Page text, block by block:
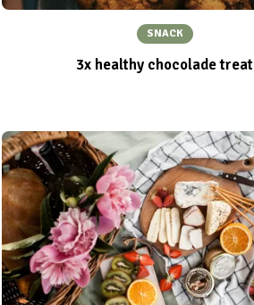
SNACK
3x healthy chocolade treat